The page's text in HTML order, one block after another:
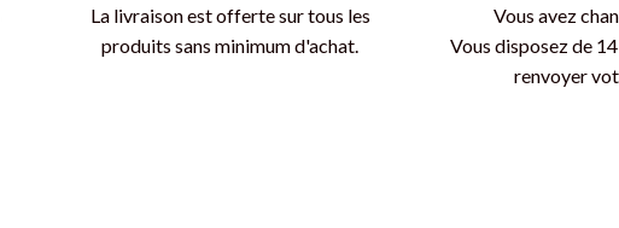
du
produit
La livraison est offerte sur tous les
produits sans minimum d'achat.
Vous avez
Vous disposez de
renvoyer